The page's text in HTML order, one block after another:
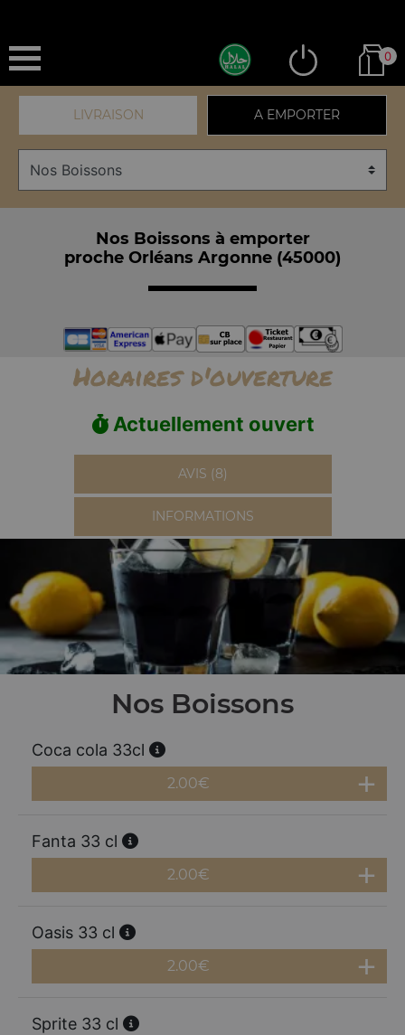
0
LIVRAISON A EMPORTER
Nos Boissons à emporter
proche Orléans Argonne (45000)
Horaires d'ouverture
Actuellement ouvert
AVIS (8)
INFORMATIONS
Nos Boissons
Coca cola 33cl
2.00€
Fanta 33 cl
2.00€
Oasis 33 cl
2.00€
Sprite 33 cl